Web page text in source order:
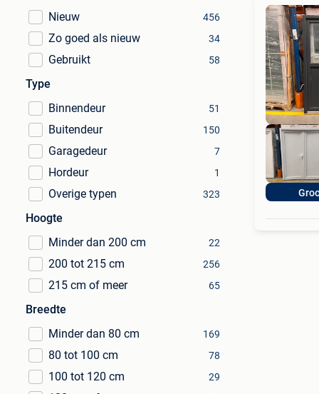
Nieuw
456
Zo goed als nieuw 34
Gebruikt 58
Type
Binnendeur
51
Buitendeur 150
Garagedeur 7
Hordeur 1
Overige typen 323
Hoogte
Minder dan 200 cm
22
200 tot 215 cm 256
215 cm of meer 65
Breedte
Minder dan 80 cm
169
80 tot 100 cm 78
100 tot 120 cm 29